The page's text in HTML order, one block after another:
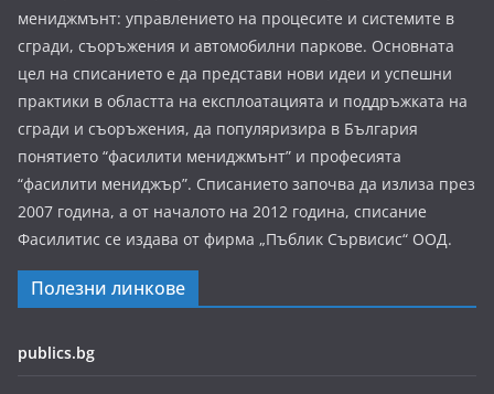
мениджмънт: управлението на процесите и системите в
сгради, съоръжения и автомобилни паркове. Основната
цел на списанието е да представи нови идеи и успешни
практики в областта на експлоатацията и поддръжката на
сгради и съоръжения, да популяризира в България
понятието “фасилити мениджмънт” и професията
“фасилити мениджър”. Списанието започва да излиза през
2007 година, а от началото на 2012 година, списание
Фасилитис се издава от фирма „Пъблик Сървисис“ ООД.
Полезни линкове
publics.bg